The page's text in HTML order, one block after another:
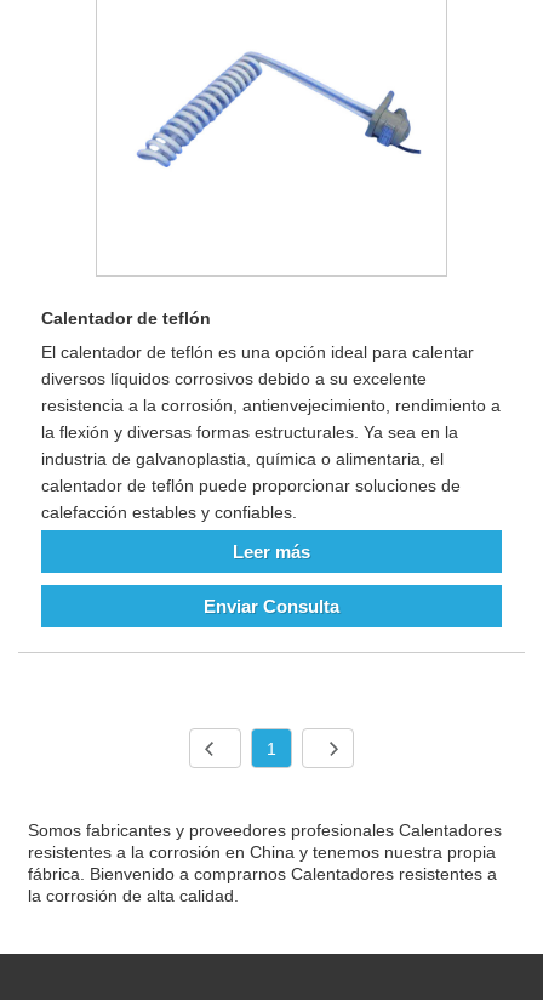
Calentador de teflón
El calentador de teflón es una opción ideal para calentar
diversos líquidos corrosivos debido a su excelente
resistencia a la corrosión, antienvejecimiento, rendimiento a
la flexión y diversas formas estructurales. Ya sea en la
industria de galvanoplastia, química o alimentaria, el
calentador de teflón puede proporcionar soluciones de
calefacción estables y confiables.
Leer más
Enviar Consulta
1
Somos fabricantes y proveedores profesionales Calentadores
resistentes a la corrosión en China y tenemos nuestra propia
fábrica. Bienvenido a comprarnos Calentadores resistentes a
la corrosión de alta calidad.